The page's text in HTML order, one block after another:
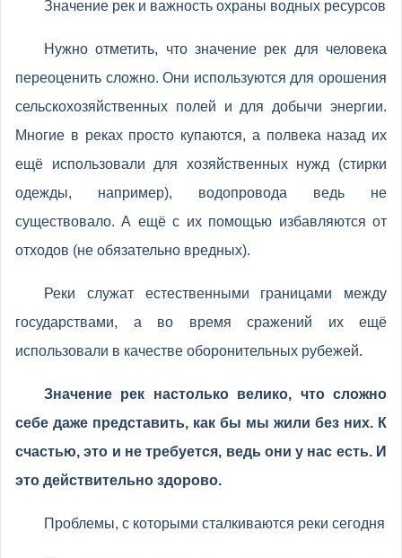
Значение рек и важность охраны водных ресурсов
Нужно отметить, что значение рек для человека
переоценить сложно. Они используются для орошения
сельскохозяйственных полей и для добычи энергии.
Многие в реках просто купаются, а полвека назад их
ещё использовали для хозяйственных нужд (стирки
одежды, например), водопровода ведь не
существовало. А ещё с их помощью избавляются от
отходов (не обязательно вредных).
Реки служат естественными границами между
государствами, а во время сражений их ещё
использовали в качестве оборонительных рубежей.
Значение рек настолько велико, что сложно
себе даже представить, как бы мы жили без них. К
счастью, это и не требуется, ведь они у нас есть. И
это действительно здорово.
Проблемы, с которыми сталкиваются реки сегодня